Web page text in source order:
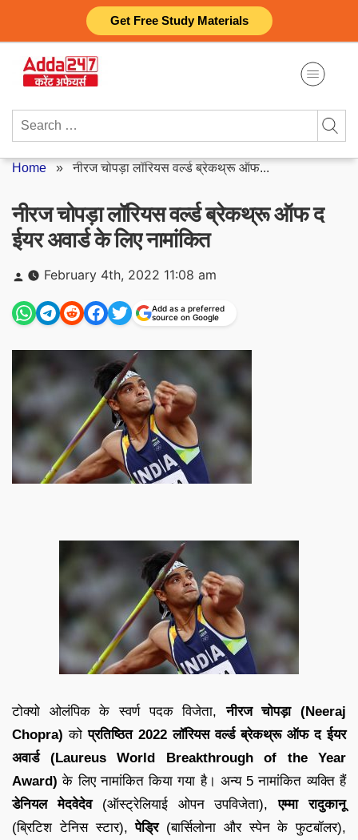
Get Free Study Materials
content
Search
Home »नीरज चोपड़ा लॉरियस वर्ल्ड ब्रेकथ्रू ऑफ...
नीरज चोपड़ा लॉरियस वर्ल्ड ब्रेकथ्रू ऑफ द
ईयर अवार्ड के लिए नामांकित
Posted
by
February 4th, 2022 11:08 am
Add as a preferred
source on Google
टोक्यो ओलंपिक के स्वर्ण पदक विजेता,नीरज चोपड़ा (Neeraj
Chopra) कोप्रतिष्ठित 2022 लॉरियस वर्ल्ड ब्रेकथ्रू ऑफ द ईयर
अवार्ड (Laureus World Breakthrough of the Year
Award) के लिए नामांकित किया गया है। अन्य 5 नामांकित व्यक्ति हैं
डेनियल मेदवेदेव(ऑस्ट्रेलियाई ओपन उपविजेता),एम्मा रादुकानू
(ब्रिटिश टेनिस स्टार),पेड्रि (बार्सिलोना और स्पेन के फुटबॉलर),